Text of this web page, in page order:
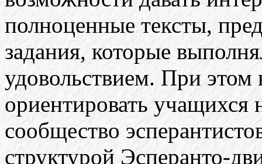
полноценные тексты,
задания, которые
удовольствием. При этом
ориентировать
сообщество
структурой Эсперанто-